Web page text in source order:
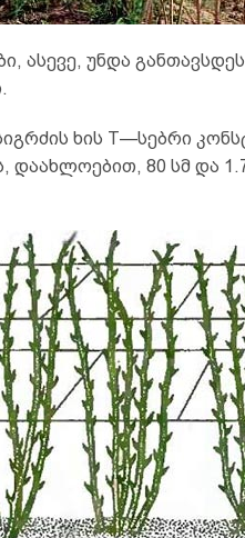
ასევე, უნდა
ხის T—სებრი
დაახლოებით, 80 სმ და